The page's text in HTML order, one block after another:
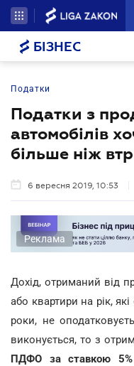
БІЗНЕС
Податки
Податки з
автомобілів
більше ніж
6 вересня 2019, 10:53
Реклама
Дохід, отриманий від
або квартири на рік,
роки, не
виконується, то з
ПДФО за ставкою 5%